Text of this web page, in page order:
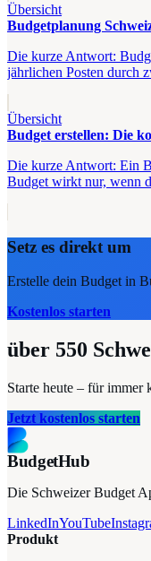
Übersicht
Budgetplanung
Die kurze Antwort:
jährlichen Posten durch
Übersicht
Budget erstellen: Die
Die kurze Antwort: Ein
Budget wirkt nur, wenn
Setz es direkt um
Erstelle dein Budget in
Kostenlos starten
über 550
Starte heute – für
Jetzt kostenlos starten
BudgetHub
Die Schweizer Budget
LinkedInYouTube
Produkt